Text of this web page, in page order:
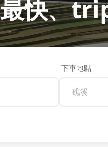
快、
下車地點